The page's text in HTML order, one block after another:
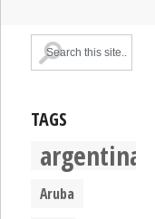
TAGS
argentina
Aruba